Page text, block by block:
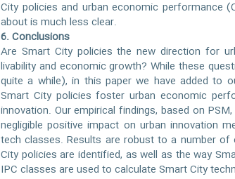
City policies and urban economic performance
about is much less clear.
6. Conclusions
Are Smart City policies the new direction for
livability and economic growth? While these
quite a while), in this paper we have added to
Smart City policies foster urban economic
innovation. Our empirical findings, based on
negligible positive impact on urban innovation
tech classes. Results are robust to a number
City policies are identified, as well as the way
IPC classes are used to calculate Smart City